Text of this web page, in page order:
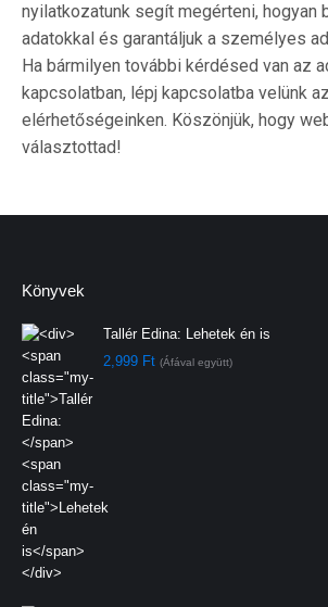
nyilatkozatunk segít megérteni, hogyan
adatokkal és garantáljuk a személyes
Ha bármilyen további kérdésed van az
kapcsolatban, lépj kapcsolatba velünk az
elérhetőségeinken. Köszönjük, hogy
választottad!
Könyvek
Tallér Edina: Lehetek én is
2,999 Ft (Áfával együtt)